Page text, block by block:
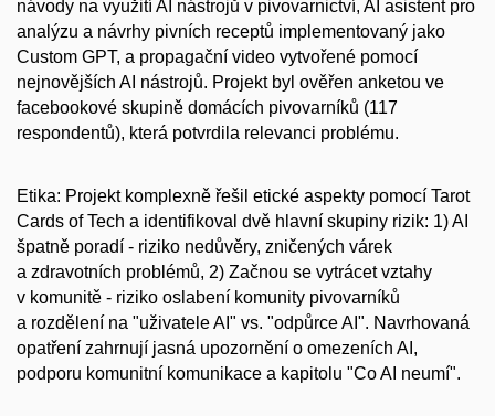
návody na využití AI nástrojů v pivovarnictví, AI asistent pro
analýzu a návrhy pivních receptů implementovaný jako
Custom GPT, a propagační video vytvořené pomocí
nejnovějších AI nástrojů. Projekt byl ověřen anketou ve
facebookové skupině domácích pivovarníků (117
respondentů), která potvrdila relevanci problému.
Etika: Projekt komplexně řešil etické aspekty pomocí Tarot
Cards of Tech a identifikoval dvě hlavní skupiny rizik: 1) AI
špatně poradí - riziko nedůvěry, zničených várek
a zdravotních problémů, 2) Začnou se vytrácet vztahy
v komunitě - riziko oslabení komunity pivovarníků
a rozdělení na "uživatele AI" vs. "odpůrce AI". Navrhovaná
opatření zahrnují jasná upozornění o omezeních AI,
podporu komunitní komunikace a kapitolu "Co AI neumí".